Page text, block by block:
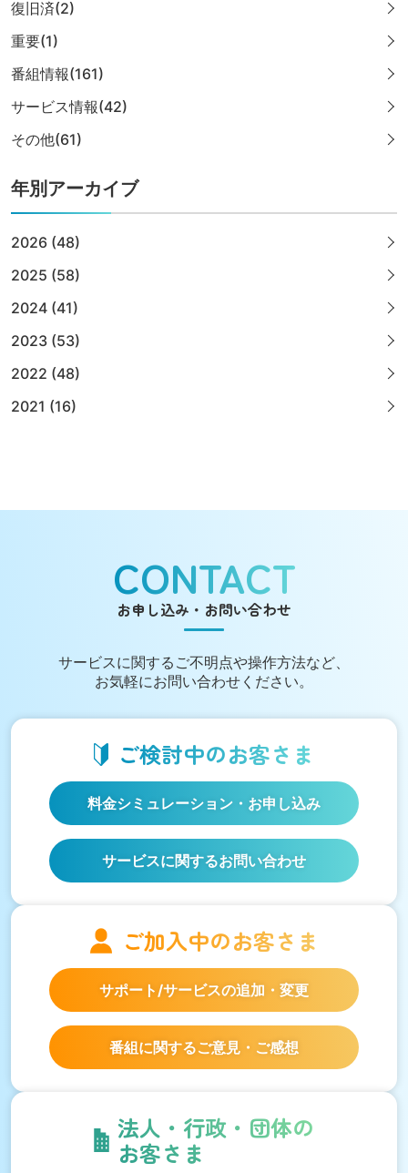
復旧済(2)
重要(1)
番組情報(161)
サービス情報(42)
その他(61)
年別アーカイブ
2026 (48)
2025 (58)
2024 (41)
2023 (53)
2022 (48)
2021 (16)
CONTACT
お申し込み・お問い合わせ
サービスに関する ご不明点や操作方法など、
お気軽にお問い合わせください。
ご検討中のお客さま
料金シミュレーション ・お申し込み
サービスに関するお問い合わせ
ご加入中のお客さま
サポート/サービスの追加・変更
番組に関するご意見・ご感想
法人・行政・団体の
お客さま